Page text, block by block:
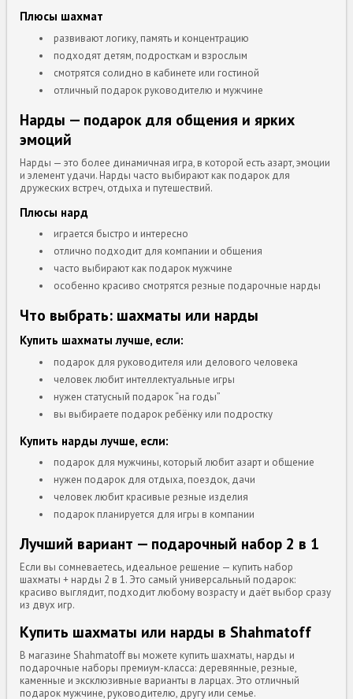
Плюсы шахмат
развивают логику, память и концентрацию
подходят детям, подросткам и взрослым
смотрятся солидно в кабинете или гостиной
отличный подарок руководителю и мужчине
Нарды — подарок для общения и ярких
эмоций
Нарды — это более динамичная игра, в которой есть азарт, эмоции
и элемент удачи. Нарды часто выбирают как подарок для
дружеских встреч, отдыха и путешествий.
Плюсы нард
играется быстро и интересно
отлично подходит для компании и общения
часто выбирают как подарок мужчине
особенно красиво смотрятся резные подарочные нарды
Что выбрать: шахматы или нарды
Купить шахматы лучше, если:
подарок для руководителя или делового человека
человек любит интеллектуальные игры
нужен статусный подарок “на годы”
вы выбираете подарок ребёнку или подростку
Купить нарды лучше, если:
подарок для мужчины, который любит азарт и общение
нужен подарок для отдыха, поездок, дачи
человек любит красивые резные изделия
подарок планируется для игры в компании
Лучший вариант — подарочный набор 2 в 1
Если вы сомневаетесь, идеальное решение — купить набор
шахматы + нарды 2 в 1. Это самый универсальный подарок:
красиво выглядит, подходит любому возрасту и даёт выбор сразу
из двух игр.
Купить шахматы или нарды в Shahmatoff
В магазине Shahmatoff вы можете купить шахматы, нарды и
подарочные наборы премиум-класса: деревянные, резные,
каменные и эксклюзивные варианты в ларцах. Это отличный
подарок мужчине, руководителю, другу или семье.